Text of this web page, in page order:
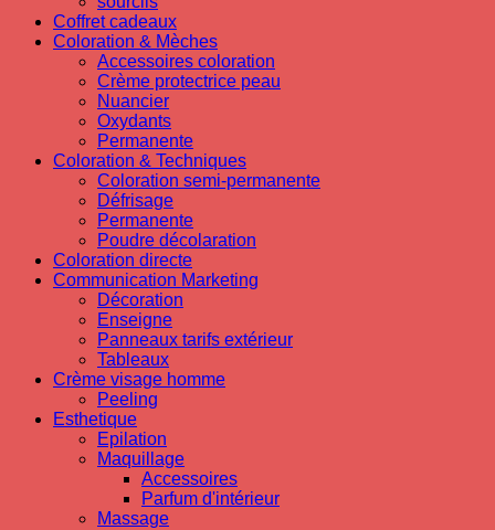
Coffret cadeaux
Coloration & Mèches
Accessoires coloration
Crème protectrice peau
Nuancier
Oxydants
Permanente
Coloration & Techniques
Coloration semi-permanente
Défrisage
Permanente
Poudre décolaration
Coloration directe
Communication Marketing
Décoration
Enseigne
Panneaux tarifs extérieur
Tableaux
Crème visage homme
Peeling
Esthetique
Epilation
Maquillage
Accessoires
Parfum d'intérieur
Massage